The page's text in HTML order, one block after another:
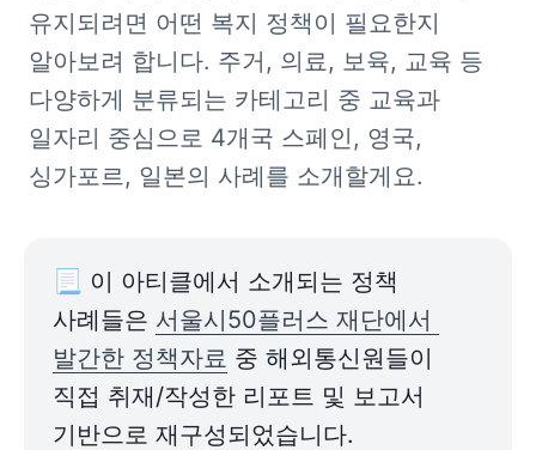
유지되려면 어떤 복지 정책이 필요한지
알아보려 합니다. 주거, 의료, 보육, 교육 등
다양하게 분류되는 카테고리 중 교육과
일자리 중심으로 4개국 스페인, 영국,
싱가포르, 일본의 사례를 소개할게요.
📃 이 아티클에서 소개되는 정책
사례들은 서울시50플러스 재단에서
발간한 정책자료 중 해외통신원들이
직접 취재/작성한 리포트 및 보고서
기반으로 재구성되었습니다.